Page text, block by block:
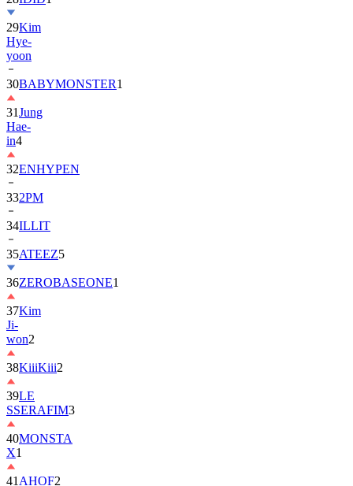
Hye-
yoon
30BABYMONSTER
31Jung
Hae-
in4
32ENHYPEN
332PM
34ILLIT
35ATEEZ
36ZEROBASEONE
37Kim
Ji-
won2
38KiiiKiii
39LE
SSERAFIM
40MONSTA
X
41AHOF
42 BTOB6